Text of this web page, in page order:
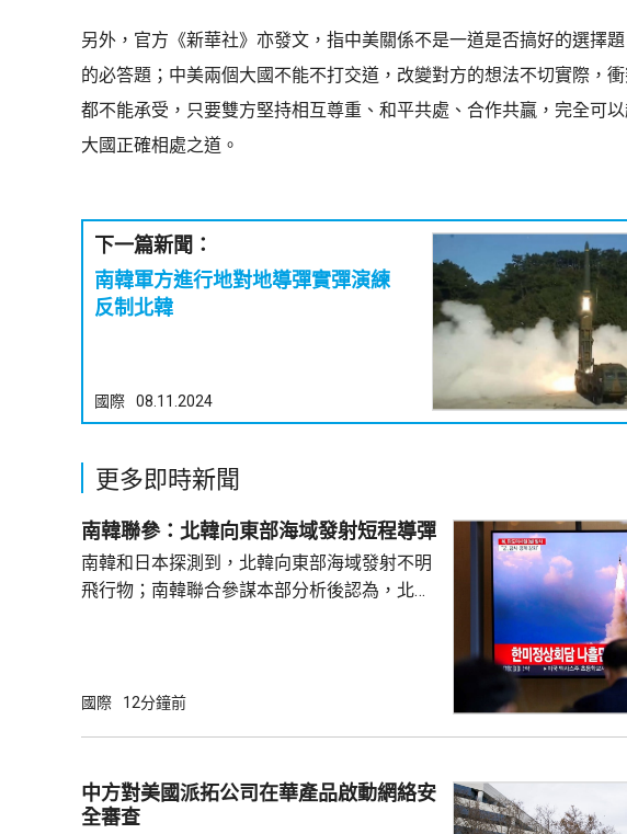
另外，官方《新華社》亦發文，指中美關係不是一道是否搞好的選擇
的必答題；中美兩個大國不能不打交道，改變對方的想法不切實際，
都不能承受，只要雙方堅持相互尊重、和平共處、合作共贏，完全可
大國正確相處之道。
下一篇新聞：
南韓軍方進行地對地導彈實彈演練
反制北韓
國際 08.11.2024
更多即時新聞
南韓聯參：北韓向東部海域發射短程導彈
南韓和日本探測到，北韓向東部海域發射不明
飛行物；南韓聯合參謀本部分析後認為，北韓
彈道導彈，也是今年以來的第10次。美國同南
美韓表達不滿，並展示軍事威懾。
國際 12分鐘前
中方對美國派拓公司在華產品啟動網絡安
全審查